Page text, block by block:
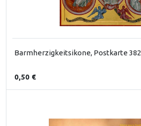
Barmherzigkeitsikone, Postkarte 382
0,50 €